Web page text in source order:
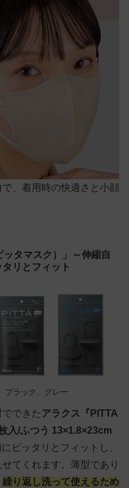
、着用時の快適さと小顔
タマスク）」～伸縮自
リとフィット
ブラック、グレー
できたアラクス『PITTA
入/ふつう 13×1.8×23cm
ピッタリとフィットし、
てくれます。薄型であり
繰り返し洗って使えるため